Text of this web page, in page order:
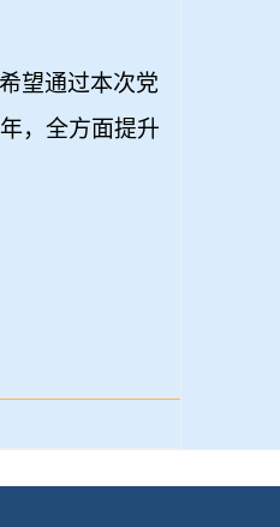
望通过本次党
，全方面提升